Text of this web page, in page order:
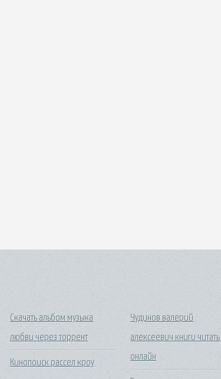
Скачать альбом музыка
любви через торрент
Кинопоиск рассел кроу
Чудинов валерий
алексеевич книги читать
онлайн